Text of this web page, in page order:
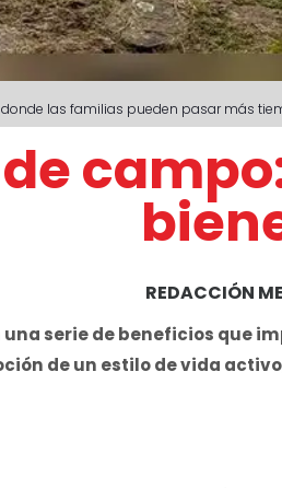
las familias pueden pasar más
REDACCIÓN
serie de beneficios que
de un estilo de vida